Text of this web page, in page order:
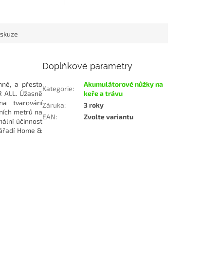
a přesto
Úžasně
tvarování
metrů na
účinnost
Home &
Doplňkové parametry
Kategorie:
Akumulátorové nůžky na
keře a trávu
Záruka:
3 roky
EAN: Zvolte variantu